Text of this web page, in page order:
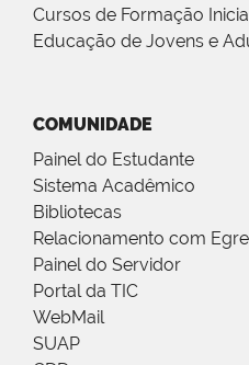
Cursos de Formação
Educação de Jovens e
COMUNIDADE
Painel do Estudante
Sistema Acadêmico
Bibliotecas
Relacionamento com
Painel do Servidor
Portal da TIC
WebMail
SUAP